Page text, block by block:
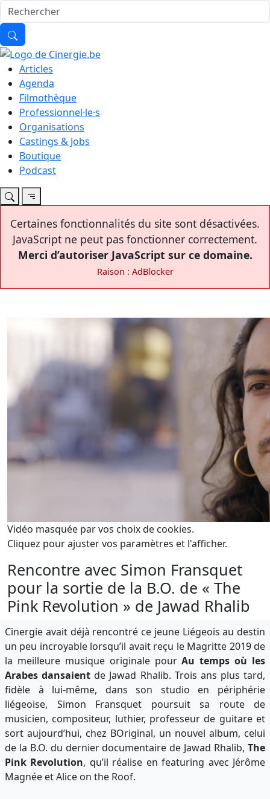
Articles
Agenda
Filmothèque
Professionnel·le·s
Organisations
Castings & Jobs
Boutique
Podcast
Certaines fonctionnalités du site sont désactivées.
JavaScript ne peut pas fonctionner correctement.
Merci d’autoriser JavaScript sur ce domaine.
Raison : AdBlocker
Vidéo masquée par vos choix de cookies.
Cliquez pour ajuster vos paramètres et l'afficher.
Rencontre avec Simon Fransquet
pour la sortie de la B.O. de « The
Pink Revolution » de Jawad Rhalib
Cinergie avait déjà rencontré ce jeune Liégeois au destin
un peu incroyable lorsqu’il avait reçu le Magritte 2019 de
la meilleure musique originale pourAu temps où les
Arabes dansaient de Jawad Rhalib. Trois ans plus tard,
fidèle à lui-même, dans son studio en périphérie
liégeoise, Simon Fransquet poursuit sa route de
musicien, compositeur, luthier, professeur de guitare et
sort aujourd’hui, chez BOriginal, un nouvel album, celui
de la B.O. du dernier documentaire de Jawad Rhalib, The
Pink Revolution, qu’il réalise en featuring avec Jérôme
Magnée et Alice on the Roof.